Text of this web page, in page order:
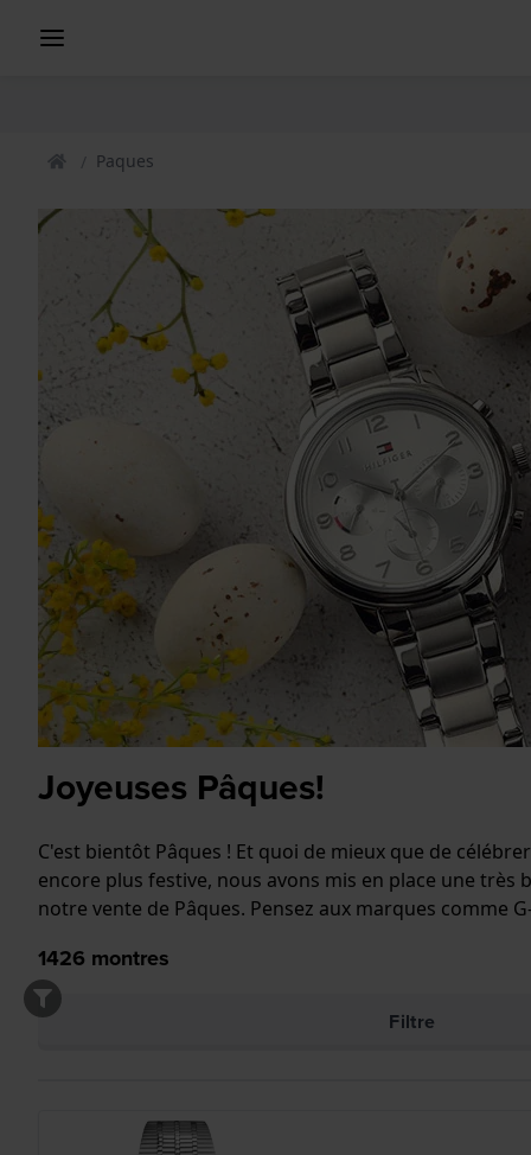
Paques
Joyeuses Pâques!
C'est bientôt Pâques ! Et quoi de mieux que de
encore plus festive, nous avons mis en place une
notre vente de Pâques. Pensez aux marques comme
1426 montres
Filtre